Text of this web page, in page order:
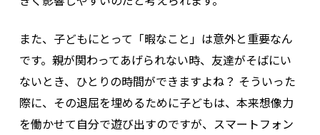
また、子どもにとって「暇なこと」は意外と重要なん
です。親が関わってあげられない時、友達がそばにい
ないとき、ひとりの時間ができますよね？ そういった
際に、その退屈を埋めるために子どもは、本来想像力
を働かせて自分で遊び出すのですが、スマートフォン